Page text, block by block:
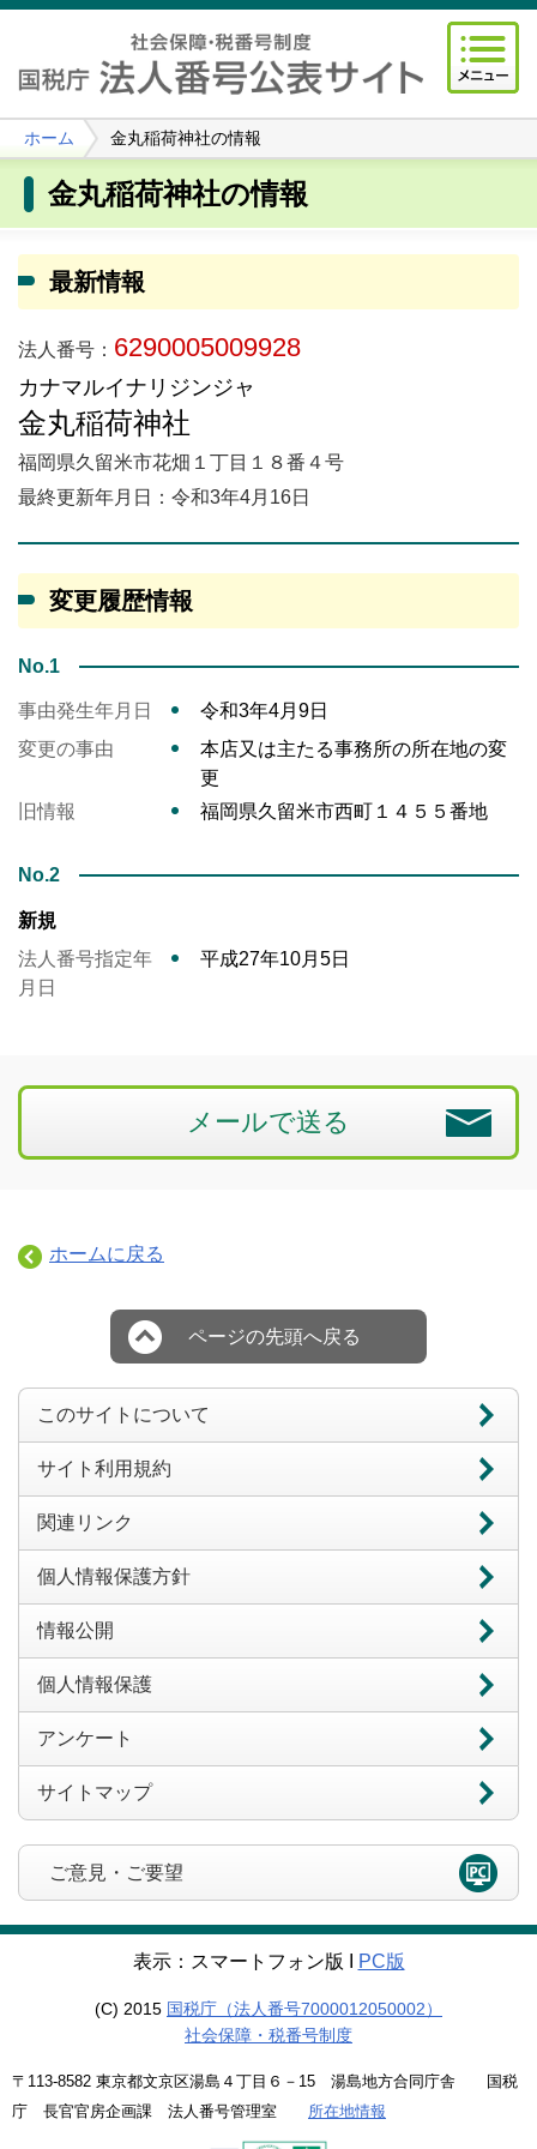
ホーム 金丸稲荷神社の情報
金丸稲荷神社の情報
最新情報
法人番号： 6290005009928
カナマルイナリジンジャ
金丸稲荷神社
福岡県久留米市花畑１丁目１８番４号
最終更新年月日：令和3年4月16日
変更履歴情報
No.1
事由発生年月日
令和3年4月9日
変更の事由
本店又は主たる事務所の所在地の変
更
旧情報
福岡県久留米市西町１４５５番地
No.2
新規
法人番号指定年
月日
平成27年10月5日
メールで送る
ホームに戻る
ページの先頭へ戻る
このサイトについて
サイト利用規約
関連リンク
個人情報保護方針
情報公開
個人情報保護
アンケート
サイトマップ
ご意見・ご要望
表示：スマートフォン版 Ι PC版
(C) 2015 国税庁（法人番号7000012050002）
社会保障・税番号制度
〒113-8582 東京都文京区湯島４丁目６－15 湯島地方合同庁舎 国税
庁 長官官房企画課 法人番号管理室 所在地情報